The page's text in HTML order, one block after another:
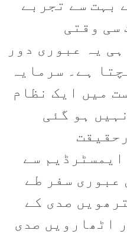
بہت سے تجربے
سی وقتی
یہ عبوری دور
ہے۔ سرمایہ
میں ایک نظام
ہو گئی
سے
عبوری سفر طے
صدی کے
اٹھارویں صدی